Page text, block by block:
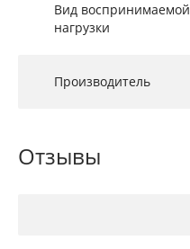
Вид воспринимаемой
нагрузки
Производитель
Отзывы